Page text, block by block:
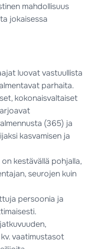
mahdollisuus
jokaisessa
luovat vastuullista
parhaita.
kokonaisvaltaiset
(365) ja
kasvamisen ja
kestävällä pohjalla,
seurojen kuin
persoonia ja
vaatimustasot